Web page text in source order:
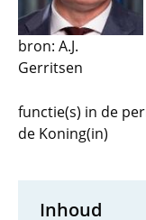
bron: A.J.
Gerritsen
functie(s) in de
de Koning(in)
Inhoud